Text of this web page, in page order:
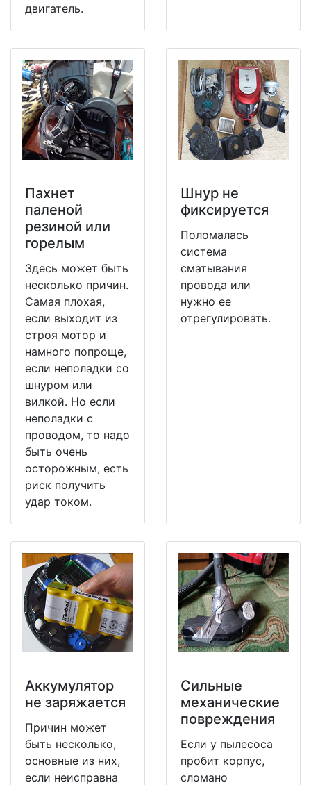
двигатель.
Пахнет
паленой
резиной или
горелым
Здесь может быть
несколько причин.
Самая плохая,
если выходит из
строя мотор и
намного попроще,
если неполадки со
шнуром или
вилкой. Но если
неполадки с
проводом, то надо
быть очень
осторожным, есть
риск получить
удар током.
Шнур не
фиксируется
Поломалась
система
сматывания
провода или
нужно ее
отрегулировать.
Аккумулятор
не заряжается
Причин может
быть несколько,
основные из них,
если неисправна
Сильные
механические
повреждения
Если у пылесоса
пробит корпус,
сломано